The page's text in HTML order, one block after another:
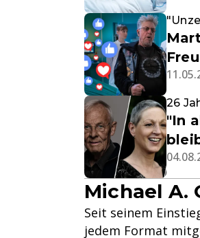
26
"In
Michael A.
Seit seinem
jedem Format